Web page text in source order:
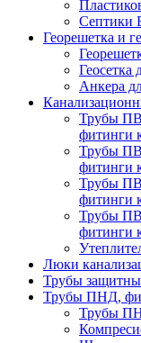
Георешетка и
Геосетка
Анкера
Трубы
фитинги
Трубы
фитинги
Трубы
фитинги
Трубы
фитинги
Люки
Трубы
Трубы ПНД,
Трубы